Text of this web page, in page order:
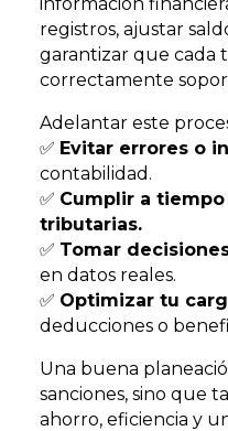
registros, ajustar
garantizar que cada
correctamente
Adelantar este
✅ Evitar errores o
contabilidad.
✅ Cumplir a
tributarias.
✅ Tomar
en datos reales.
✅ Optimizar tu
deducciones o
Una buena
sanciones, sino que
ahorro, eficiencia y